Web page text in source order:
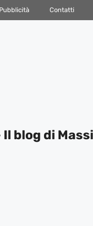
Pubblicità Contatti
Il blog di